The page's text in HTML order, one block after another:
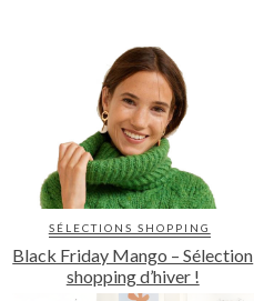
SÉLECTIONS SHOPPING
Black Friday Mango – Sélection
shopping d’hiver !